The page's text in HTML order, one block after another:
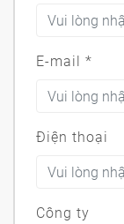
E-mail *
Điện thoại
Công ty